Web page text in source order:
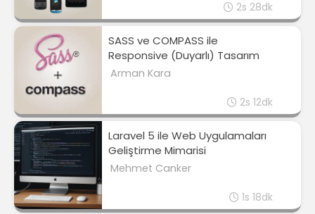
2s 28dk
SASS ve COMPASS ile
Responsive (Duyarlı) Tasarım
Arman Kara
2s 12dk
Laravel 5 ile Web Uygulamaları
Geliştirme Mimarisi
Mehmet Canker
1s 18dk